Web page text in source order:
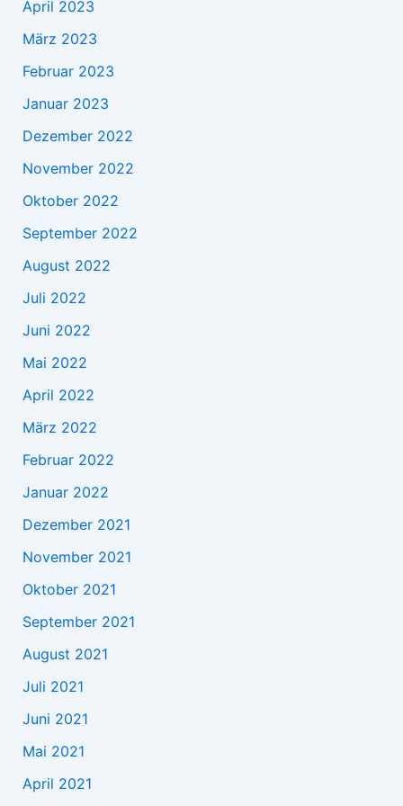
April 2023
März 2023
Februar 2023
Januar 2023
Dezember 2022
November 2022
Oktober 2022
September 2022
August 2022
Juli 2022
Juni 2022
Mai 2022
April 2022
März 2022
Februar 2022
Januar 2022
Dezember 2021
November 2021
Oktober 2021
September 2021
August 2021
Juli 2021
Juni 2021
Mai 2021
April 2021